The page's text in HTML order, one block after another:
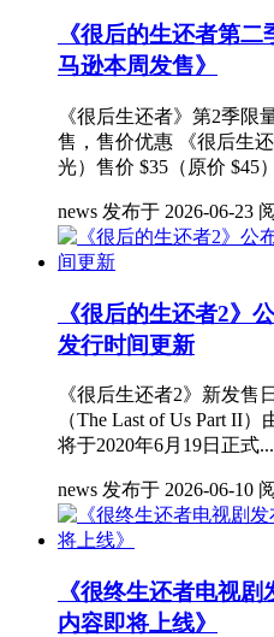
《很后的生还者第
马逊本周发售》
《很后生还者》第2季限
售，售价优惠 《很后生
光）售价 $35（原价 $45
news 发布于 2026-06-23
《很后的生还者2》
发行时间更新
《很后生还者2》新发售
（The Last of Us Part II
将于2020年6月19日正式...
news 发布于 2026-06-10
《很终生还者电视
内容即将上线》